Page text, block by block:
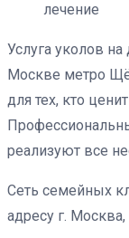
лечение
Услуга уколов
Москве метро
для тех, кто
реализуют все
Сеть семейных
адресу г.